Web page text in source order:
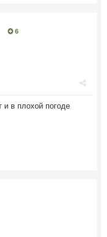
6
и в плохой погоде